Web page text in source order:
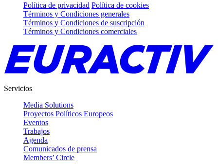
Política de privacidad Política de cookies
Términos y Condiciones generales
Términos y Condiciones de suscripción
Términos y Condiciones comerciales
Servicios
Media Solutions
Proyectos Políticos Europeos
Eventos
Trabajos
Agenda
Comunicados de prensa
Members’ Circle